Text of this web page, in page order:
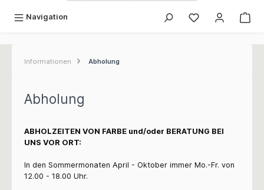
Navigation
Informationen Abholung
Abholung
ABHOLZEITEN VON FARBE und/oder BERATUNG BEI
UNS VOR ORT:
In den Sommermonaten April - Oktober immer Mo.-Fr. von
12.00 - 18.00 Uhr.